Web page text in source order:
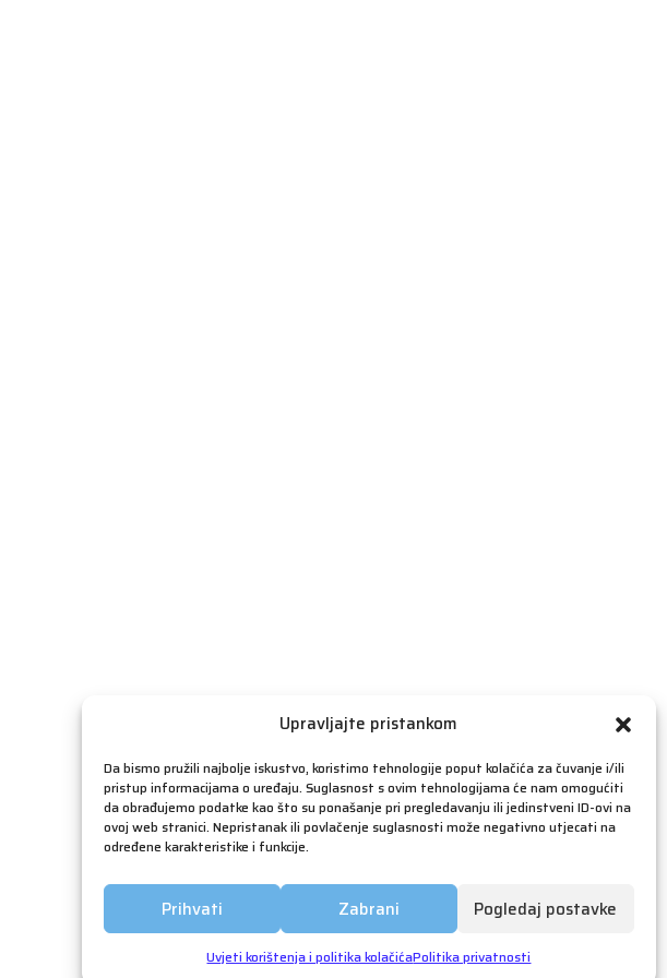
Upravljajte pristankom
Da bismo pružili najbolje iskustvo, koristimo tehnologije poput kolačića za čuvanje i/ili
pristup informacijama o uređaju. Suglasnost s ovim tehnologijama će nam omogućiti
da obrađujemo podatke kao što su ponašanje pri pregledavanju ili jedinstveni ID-ovi na
ovoj web stranici. Nepristanak ili povlačenje suglasnosti može negativno utjecati na
određene karakteristike i funkcije.
Prihvati Zabrani Pogledaj postavke
Uvjeti korištenja i politika kolačićaPolitika privatnosti
rujan 2018
srpanj 2018
lipanj 2018
svibanj 2018
ožujak 2018
siječanj 2018
prosinac 2017